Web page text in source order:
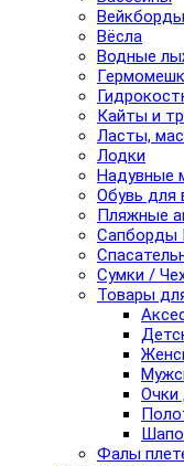
Вёсла
Водные
Кайты и
Ласты,
Лодки
Надувные
Обувь для
Пляжные
Сапборды
Сумки /
Товары
Очки
Фалы